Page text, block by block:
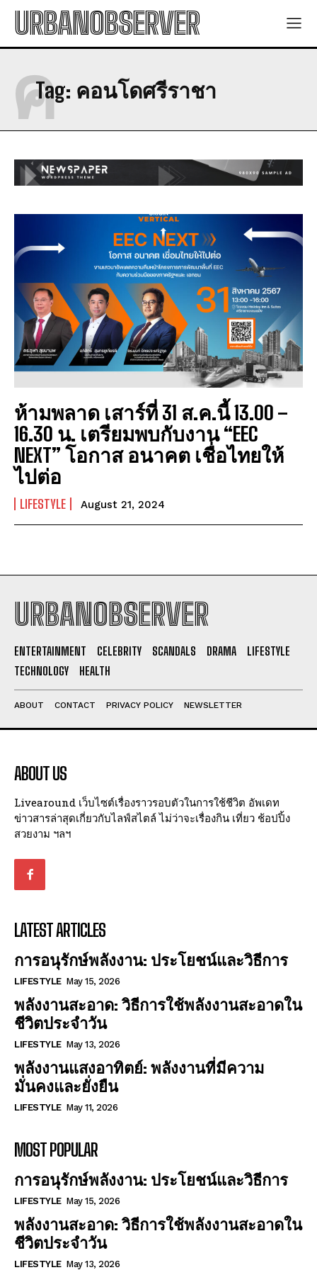
I WANT IN
I've read and accept thePrivacy Policy
URBANOBSERVER
Tag: คอนโดศรีราชา
ค
ห้ามพลาด เสาร์ที่ 31 ส.ค.นี้ 13.00 –
16.30 น. เตรียมพบกับงาน “EEC
NEXT” โอกาส อนาคต เชื่อไทยให้
ไปต่อ
LIFESTYLE August 21, 2024
URBANOBSERVER
ENTERTAINMENT CELEBRITY SCANDALS DRAMA
LIFESTYLE
TECHNOLOGY
HEALTH
ABOUT CONTACT PRIVACY POLICY NEWSLETTER
ABOUT US
Livearound เว็บไซต์เรื่องราวรอบตัวในการใช้ชีวิต อัพเดท
ข่าวสารล่าสุดเกี่ยวกับไลฟ์สไตล์ ไม่ว่าจะเรื่องกิน เที่ยว ช้อปปิ้ง
สวยงาม ฯลฯ
LATEST ARTICLES
การอนุรักษ์พลังงาน: ประโยชน์และวิธีการ
LIFESTYLE May 15, 2026
พลังงานสะอาด: วิธีการใช้พลังงานสะอาดใน
ชีวิตประจำวัน
LIFESTYLE May 13, 2026
พลังงานแสงอาทิตย์: พลังงานที่มีความ
มั่นคงและยั่งยืน
LIFESTYLE May 11, 2026
MOST POPULAR
การอนุรักษ์พลังงาน: ประโยชน์และวิธีการ
LIFESTYLE May 15, 2026
พลังงานสะอาด: วิธีการใช้พลังงานสะอาดใน
ชีวิตประจำวัน
LIFESTYLE May 13, 2026